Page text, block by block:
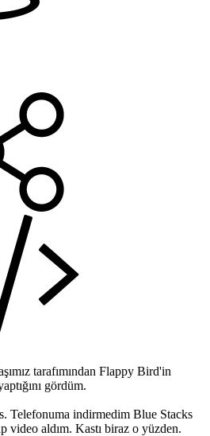
tarafımından Flappy Bird'in
gördüm.
Telefonuma indirmedim Blue Stacks
video aldım. Kastı biraz o yüzden.